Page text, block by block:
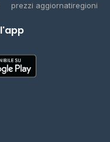
prezzi aggiornatiregioni